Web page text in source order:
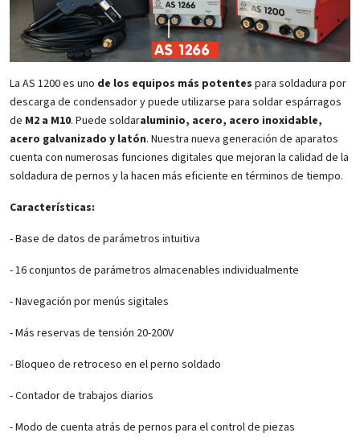
La AS 1200 es uno de los equipos más potentes para soldadura por
descarga de condensador y puede utilizarse para soldar espárragos
de M2 a M10. Puede soldaraluminio, acero, acero inoxidable,
acero galvanizado y latón. Nuestra nueva generación de aparatos
cuenta con numerosas funciones digitales que mejoran la calidad de la
soldadura de pernos y la hacen más eficiente en términos de tiempo.
Características:
- Base de datos de parámetros intuitiva
- 16 conjuntos de parámetros almacenables individualmente
- Navegación por menús sigitales
- Más reservas de tensión 20-200V
- Bloqueo de retroceso en el perno soldado
- Contador de trabajos diarios
- Modo de cuenta atrás de pernos para el control de piezas